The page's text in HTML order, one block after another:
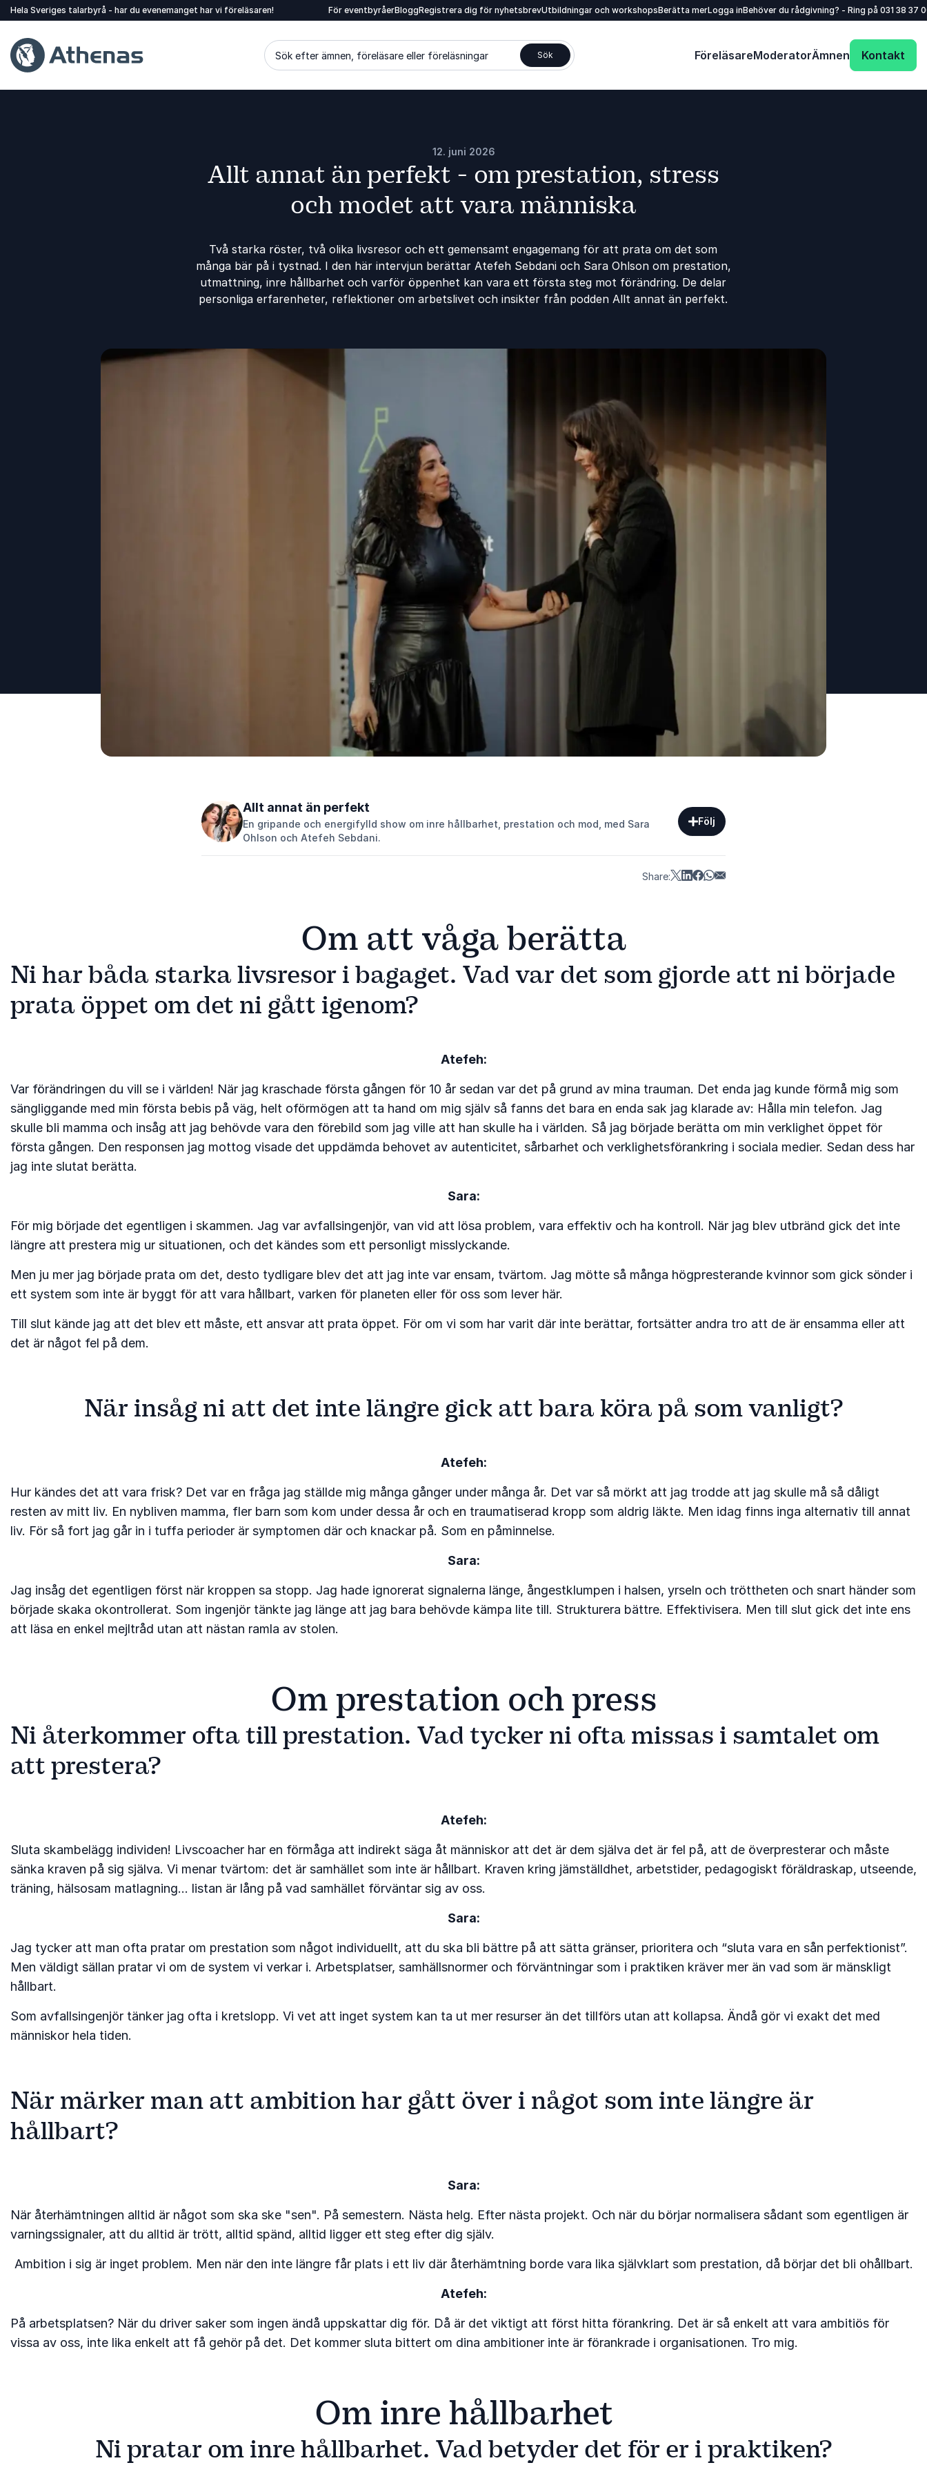
Hela Sveriges talarbyrå - har du evenemanget har vi föreläsaren! För eventbyråerBloggRegistrera dig för nyhetsbrevUtbildningar och workshopsBerätta merLogga inBehöver du rådgivning? - Ring på 031 38 37
Sök efter ämnen, föreläsare eller föreläsningar Sök FöreläsareModeratorÄmnen Kontakt
12. juni 2026
Allt annat än perfekt - om prestation, stress
och modet att vara människa
Två starka röster, två olika livsresor och ett gemensamt engagemang för att prata om det som
många bär på i tystnad. I den här intervjun berättar Atefeh Sebdani och Sara Ohlson om prestation,
utmattning, inre hållbarhet och varför öppenhet kan vara ett första steg mot förändring. De delar
personliga erfarenheter, reflektioner om arbetslivet och insikter från podden Allt annat än perfekt.
Allt annat än perfekt
En gripande och energifylld show om inre hållbarhet, prestation och mod, med Sara
Ohlson och Atefeh Sebdani.
Följ
Share:
Om att våga berätta
Ni har båda starka livsresor i bagaget. Vad var det som gjorde att ni började
prata öppet om det ni gått igenom?
Atefeh:
Var förändringen du vill se i världen! När jag kraschade första gången för 10 år sedan var det på grund av mina trauman. Det enda jag kunde förmå mig som
sängliggande med min första bebis på väg, helt oförmögen att ta hand om mig själv så fanns det bara en enda sak jag klarade av: Hålla min telefon. Jag
skulle bli mamma och insåg att jag behövde vara den förebild som jag ville att han skulle ha i världen. Så jag började berätta om min verklighet öppet för
första gången. Den responsen jag mottog visade det uppdämda behovet av autenticitet, sårbarhet och verklighetsförankring i sociala medier. Sedan dess har
jag inte slutat berätta.
Sara:
För mig började det egentligen i skammen. Jag var avfallsingenjör, van vid att lösa problem, vara effektiv och ha kontroll. När jag blev utbränd gick det inte
längre att prestera mig ur situationen, och det kändes som ett personligt misslyckande.
Men ju mer jag började prata om det, desto tydligare blev det att jag inte var ensam, tvärtom. Jag mötte så många högpresterande kvinnor som gick sönder i
ett system som inte är byggt för att vara hållbart, varken för planeten eller för oss som lever här.
Till slut kände jag att det blev ett måste, ett ansvar att prata öppet. För om vi som har varit där inte berättar, fortsätter andra tro att de är ensamma eller att
det är något fel på dem.
När insåg ni att det inte längre gick att bara köra på som vanligt?
Atefeh:
Hur kändes det att vara frisk? Det var en fråga jag ställde mig många gånger under många år. Det var så mörkt att jag trodde att jag skulle må så dåligt
resten av mitt liv. En nybliven mamma, fler barn som kom under dessa år och en traumatiserad kropp som aldrig läkte. Men idag finns inga alternativ till annat
liv. För så fort jag går in i tuffa perioder är symptomen där och knackar på. Som en påminnelse.
Sara:
Jag insåg det egentligen först när kroppen sa stopp. Jag hade ignorerat signalerna länge, ångestklumpen i halsen, yrseln och tröttheten och snart händer som
började skaka okontrollerat. Som ingenjör tänkte jag länge att jag bara behövde kämpa lite till. Strukturera bättre. Effektivisera. Men till slut gick det inte ens
att läsa en enkel mejltråd utan att nästan ramla av stolen.
Om prestation och press
Ni återkommer ofta till prestation. Vad tycker ni ofta missas i samtalet om
att prestera?
Atefeh:
Sluta skambelägg individen! Livscoacher har en förmåga att indirekt säga åt människor att det är dem själva det är fel på, att de överpresterar och måste
sänka kraven på sig själva. Vi menar tvärtom: det är samhället som inte är hållbart. Kraven kring jämställdhet, arbetstider, pedagogiskt föräldraskap, utseende,
träning, hälsosam matlagning… listan är lång på vad samhället förväntar sig av oss.
Sara:
Jag tycker att man ofta pratar om prestation som något individuellt, att du ska bli bättre på att sätta gränser, prioritera och “sluta vara en sån perfektionist”.
Men väldigt sällan pratar vi om de system vi verkar i. Arbetsplatser, samhällsnormer och förväntningar som i praktiken kräver mer än vad som är mänskligt
hållbart.
Som avfallsingenjör tänker jag ofta i kretslopp. Vi vet att inget system kan ta ut mer resurser än det tillförs utan att kollapsa. Ändå gör vi exakt det med
människor hela tiden.
När märker man att ambition har gått över i något som inte längre är
hållbart?
Sara:
När återhämtningen alltid är något som ska ske "sen". På semestern. Nästa helg. Efter nästa projekt. Och när du börjar normalisera sådant som egentligen är
varningssignaler, att du alltid är trött, alltid spänd, alltid ligger ett steg efter dig själv.
Ambition i sig är inget problem. Men när den inte längre får plats i ett liv där återhämtning borde vara lika självklart som prestation, då börjar det bli ohållbart.
Atefeh:
På arbetsplatsen? När du driver saker som ingen ändå uppskattar dig för. Då är det viktigt att först hitta förankring. Det är så enkelt att vara ambitiös för
vissa av oss, inte lika enkelt att få gehör på det. Det kommer sluta bittert om dina ambitioner inte är förankrade i organisationen. Tro mig.
Om inre hållbarhet
Ni pratar om inre hållbarhet. Vad betyder det för er i praktiken?